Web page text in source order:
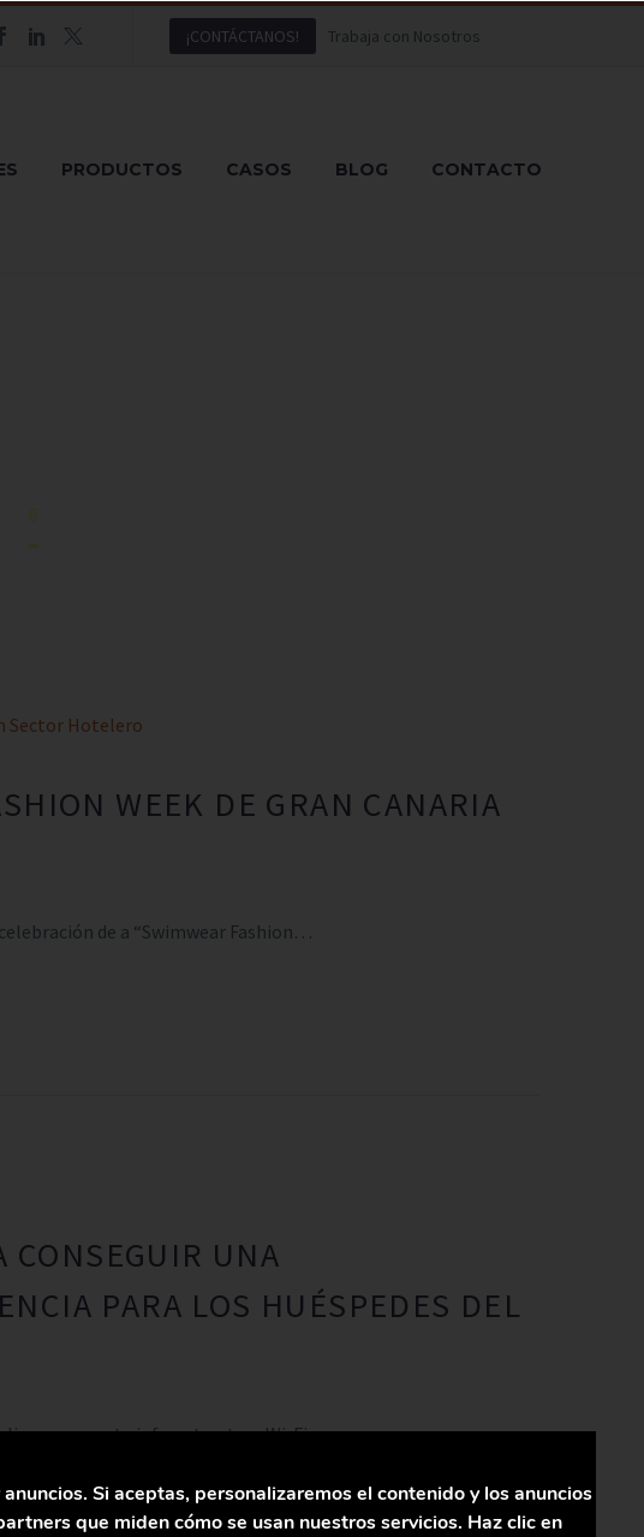
¡CONTÁCTANOS! Trabaja con Nosotros
PRODUCTOS CASOS BLOG CONTACTO
6
Sector Hotelero
WEEK DE GRAN CANARIA
de a “Swimwear Fashion…
CONSEGUIR UNA
PARA LOS HUÉSPEDES DEL
una correcta infraestructura Wi-Fi:…
Si aceptas, personalizaremos el contenido y los anuncios
que miden cómo se usan nuestros servicios. Haz clic en